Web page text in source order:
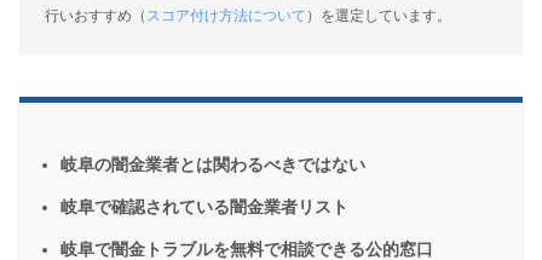
行いおすすめ（ スコア付け方法について ）を選定しています。
岐阜の闇金業者とは関わるべきではない
岐阜で確認されている闇金業者リスト
岐阜で闇金トラブルを無料で相談できる公的窓口